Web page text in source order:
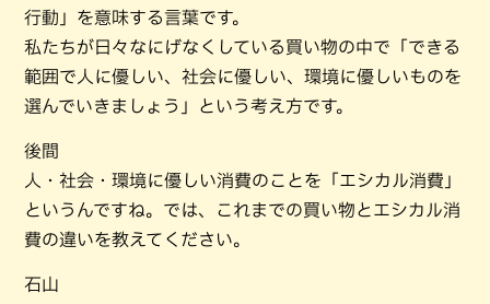
行動」を意味する言葉です。
私たちが日々なにげなくしている買い物の中で「できる
範囲で人に優しい、社会に優しい、環境に優しいものを
選んでいきましょう」という考え方です。
後間
人・社会・環境に優しい消費のことを「エシカル消費」
というんですね。では、これまでの買い物とエシカル消
費の違いを教えてください。
石山